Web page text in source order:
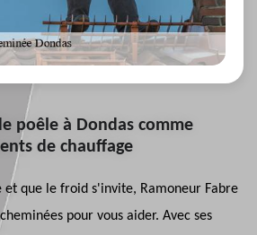
poêle à Dondas comme
de chauffage
que le froid s'invite, Ramoneur Fabre
pour vous aider. Avec ses